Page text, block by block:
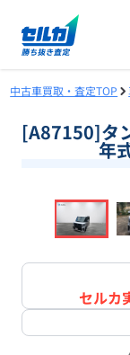
中古車買取・査定TOP
[A87150]タ
年
セルカ